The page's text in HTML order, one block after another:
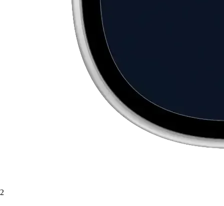
2